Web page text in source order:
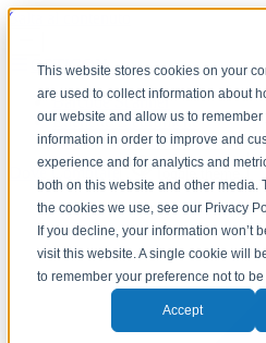
This website stores cookies on your
are used to collect information about
our website and allow us to remember
information in order to improve and
experience and for analytics and
both on this website and other media.
the cookies we use, see our Privacy
If you decline, your information won’t
visit this website. A single cookie will
to remember your preference not to
Accept
Salta al contenuto
OPTICON
Barcode Scanner
Etichette Elettroniche
Dove Comprare Toggle theme